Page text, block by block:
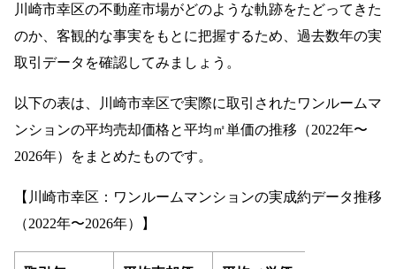
川崎市幸区の不動産市場がどのような軌跡をたどってきた
のか、客観的な事実をもとに把握するため、過去数年の実
取引データを確認してみましょう。
以下の表は、川崎市幸区で実際に取引されたワンルームマ
ンションの平均売却価格と平均㎡単価の推移（2022年〜
2026年）をまとめたものです。
【川崎市幸区：ワンルームマンションの実成約データ推移
（2022年〜2026年）】